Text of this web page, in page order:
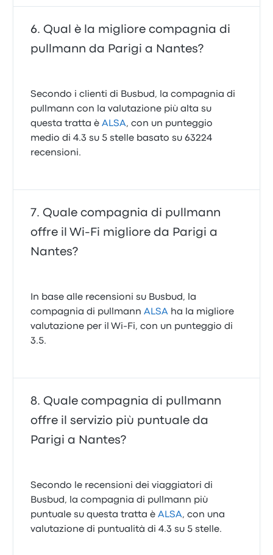
Qual è la migliore compagnia di
pullmann da Parigi a Nantes?
Secondo i clienti di Busbud, la compagnia di
pullmann con la valutazione più alta su
questa tratta èALSA, con un punteggio
medio di 4.3 su 5 stelle basato su 63224
recensioni.
Quale compagnia di pullmann
offre il Wi‑Fi migliore da Parigi a
Nantes?
In base alle recensioni su Busbud, la
compagnia di pullmannALSA ha la migliore
valutazione per il Wi-Fi, con un punteggio di
3.5.
Quale compagnia di pullmann
offre il servizio più puntuale da
Parigi a Nantes?
Secondo le recensioni dei viaggiatori di
Busbud, la compagnia di pullmann più
puntuale su questa tratta èALSA, con una
valutazione di puntualità di 4.3 su 5 stelle.